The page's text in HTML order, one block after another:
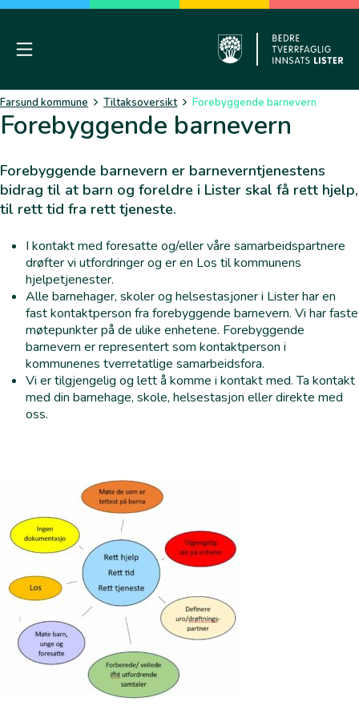
Skip
contentMobile Menu
Farsund
Farsund kommune Tiltaksoversikt Forebyggende barnevern
Forebyggende barnevern
Forebyggende barnevern er barneverntjenestens
bidrag til at barn og foreldre i Lister skal få rett hjelp,
til rett tid fra rett tjeneste.
I kontakt med foresatte og/eller våre samarbeidspartnere
drøfter vi utfordringer og er en Los til kommunens
hjelpetjenester.
Alle barnehager, skoler og helsestasjoner i Lister har en
fast kontaktperson fra forebyggende barnevern. Vi har faste
møtepunkter på de ulike enhetene. Forebyggende
barnevern er representert som kontaktperson i
kommunenes tverretatlige samarbeidsfora.
Vi er tilgjengelig og lett å komme i kontakt med. Ta kontakt
med din barnehage, skole, helsestasjon eller direkte med
oss.